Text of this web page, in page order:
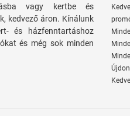
vagy kertbe és
kedvező áron. Kínálunk
és házfenntartáshoz
és még sok minden